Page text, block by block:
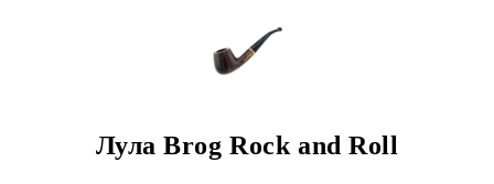
Лула Brog Rock and Roll